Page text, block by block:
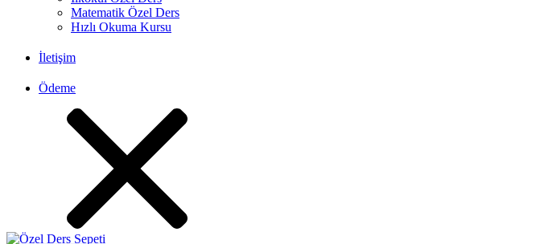
Matematik Özel Ders
Hızlı Okuma Kursu
İletişim
Ödeme